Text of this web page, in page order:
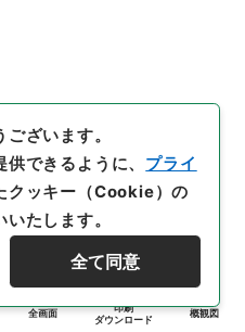
全画面
印刷
ダウンロード
概観図
ざいます。
できるように、 プライ
クッキー（Cookie）の
たします。
全て同意